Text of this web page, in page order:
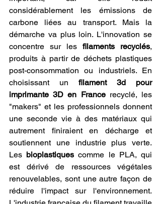
considérablement les émissions de
carbone liées au transport. Mais la
démarche va plus loin. L'innovation se
concentre sur les filaments recyclés,
produits à partir de déchets plastiques
post-consommation ou industriels. En
choisissant un filament 3d pour
imprimante 3D en France recyclé, les
"makers" et les professionnels donnent
une seconde vie à des matériaux qui
autrement finiraient en décharge et
soutiennent une industrie plus verte.
Les bioplastiques comme le PLA, qui
est dérivé de ressources végétales
renouvelables, sont une autre façon de
réduire l'impact sur l'environnement.